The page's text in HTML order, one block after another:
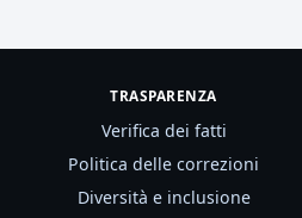
TRASPARENZA
Verifica dei fatti
Politica delle correzioni
Diversità e inclusione